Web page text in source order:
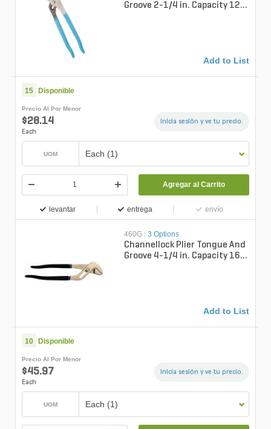
Groove 2-1/4 in. Capacity 12
Add to List
15 Disponible
Precio Al Por Menor
$28.14
Each
Inicia sesión y ve tu precio.
UOM Each (1)
Agregar al Carrito
levantar entrega envío
460G 3 Options
Channellock Plier Tongue And
Groove 4-1/4 in. Capacity 16
Add to List
10 Disponible
Precio Al Por Menor
$45.97
Each
Inicia sesión y ve tu precio.
UOM Each (1)